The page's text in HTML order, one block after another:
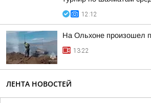
12:12
На Ольхоне произошел
13:22
ЛЕНТА НОВОСТЕЙ